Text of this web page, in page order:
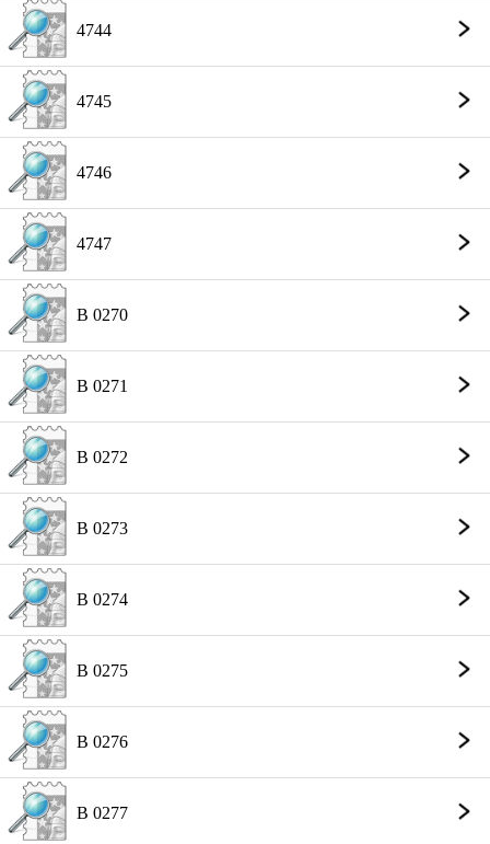
4744
4745
4746
4747
B 0270
B 0271
B 0272
B 0273
B 0274
B 0275
B 0276
B 0277